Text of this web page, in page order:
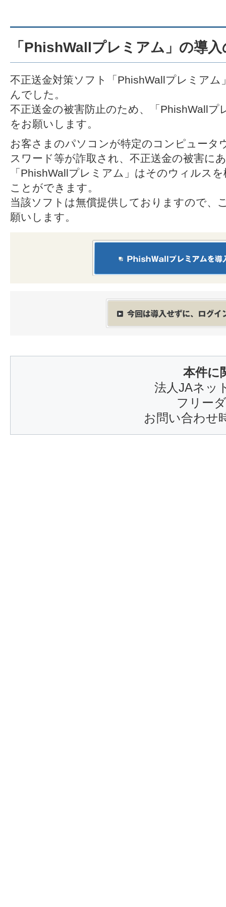
「PhishWallプレミアム」の導
不正送金対策ソフト「PhishWallプレミア
んでした。
不正送金の被害防止のため、「PhishWall
をお願いします。
お客さまのパソコンが特定のコンピュータ
スワード等が詐取され、不正送金の被害に
「PhishWallプレミアム」はそのウィルス
ことができます。
当該ソフトは無償提供しておりますので、
願いします。
本件に
法人JAネッ
フリー
お問い合わせ